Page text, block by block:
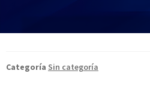
Categoría Sin categoría